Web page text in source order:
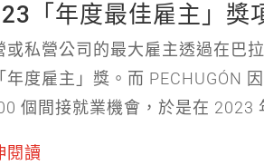
「年度最佳雇主」獎
或私營公司的最大雇主透過在巴
年度雇主」獎。而 PECHUGÓN
個間接就業機會，於是在 2023
閱讀